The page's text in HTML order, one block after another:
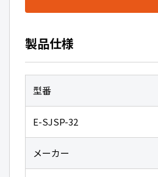
製品仕様
型番
E-SJSP-32
メーカー